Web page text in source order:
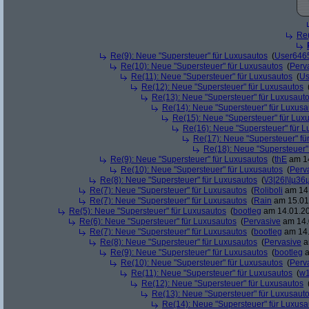
Re(9): Neue "Supersteuer" für Luxusautos (
Re(10): Neue "Supersteuer" für Luxusautos (
Re(11): Neue "Supersteuer" für Luxusautos (
Re(12): Neue "Supersteuer" für Luxusautos
Re(13): Neue "Supersteuer" für
Re(14): Neue "Supersteuer" für
Re(15): Neue "Supersteuer" für
Re(16): Neue "Supersteuer" für
Re(17): Neue "Supersteuer"
Re(18): Neue
Re(9): Neue "Supersteuer" für Luxusautos (thE am
Re(10): Neue "Supersteuer" für Luxusautos (
Re(8): Neue "Supersteuer" für Luxusautos (\/
Re(7): Neue "Supersteuer" für Luxusautos (Roliboli am
Re(7): Neue "Supersteuer" für Luxusautos (Rain am
Re(5): Neue "Supersteuer" für Luxusautos (bootleg am
Re(6): Neue "Supersteuer" für Luxusautos (Pervasive am
Re(7): Neue "Supersteuer" für Luxusautos (bootleg am
Re(8): Neue "Supersteuer" für Luxusautos (Pervasive
Re(9): Neue "Supersteuer" für Luxusautos (bootleg
Re(10): Neue "Supersteuer" für Luxusautos (
Re(11): Neue "Supersteuer" für Luxusautos (
Re(12): Neue "Supersteuer" für Luxusautos
Re(13): Neue "Supersteuer" für
Re(14): Neue "Supersteuer" für